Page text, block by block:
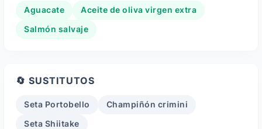
Aguacate Aceite de oliva virgen extra
Salmón salvaje
🔄 SUSTITUTOS
Seta Portobello Champiñón crimini
Seta Shiitake